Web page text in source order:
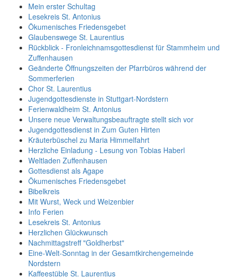
Mein erster Schultag
Lesekreis St. Antonius
Ökumenisches Friedensgebet
Glaubenswege St. Laurentius
Rückblick - Fronleichnamsgottesdienst für Stammheim und
Zuffenhausen
Geänderte Öffnungszeiten der Pfarrbüros während der
Sommerferien
Chor St. Laurentius
Jugendgottesdienste in Stuttgart-Nordstern
Ferienwaldheim St. Antonius
Unsere neue Verwaltungsbeauftragte stellt sich vor
Jugendgottesdienst in Zum Guten Hirten
Kräuterbüschel zu Maria Himmelfahrt
Herzliche Einladung - Lesung von Tobias Haberl
Weltladen Zuffenhausen
Gottesdienst als Agape
Ökumenisches Friedensgebet
Bibelkreis
Mit Wurst, Weck und Weizenbier
Info Ferien
Lesekreis St. Antonius
Herzlichen Glückwunsch
Nachmittagstreff "Goldherbst"
Eine-Welt-Sonntag in der Gesamtkirchengemeinde
Nordstern
Kaffeestüble St. Laurentius